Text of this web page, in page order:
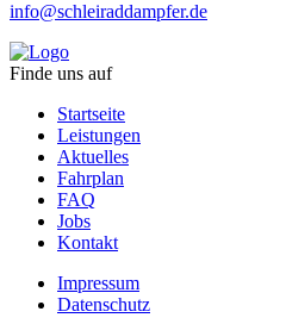
info@schleiraddampfer.de
Finde uns auf
Startseite
Leistungen
Aktuelles
Fahrplan
FAQ
Jobs
Kontakt
Impressum
Datenschutz